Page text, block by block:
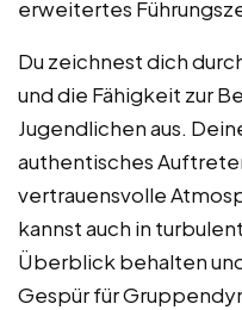
erweitertes
Du zeichnest dich
und die Fähigkeit zur
Jugendlichen aus.
authentisches
vertrauensvolle
kannst auch in
Überblick behalten
Gespür für